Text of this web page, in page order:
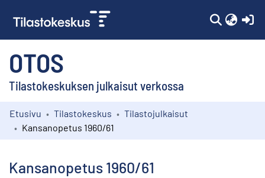
OTOS
Tilastokeskuksen julkaisut verkossa
Kokoelmat
Etusivu Tilastokeskus
Tilastojulkaisut
Kansanopetus 1960/61
Kansanopetus 1960/61